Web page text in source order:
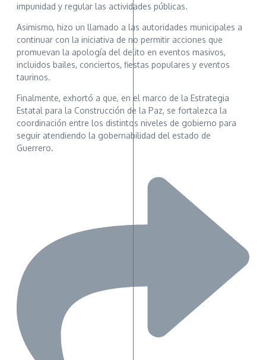
impunidad y regular las actividades públicas.
Asimismo, hizo un llamado a las autoridades municipales a
continuar con la iniciativa de no permitir acciones que
promuevan la apología del delito en eventos masivos,
incluidos bailes, conciertos, fiestas populares y eventos
taurinos.
Finalmente, exhortó a que, en el marco de la Estrategia
Estatal para la Construcción de la Paz, se fortalezca la
coordinación entre los distintos niveles de gobierno para
seguir atendiendo la gobernabilidad del estado de
Guerrero.